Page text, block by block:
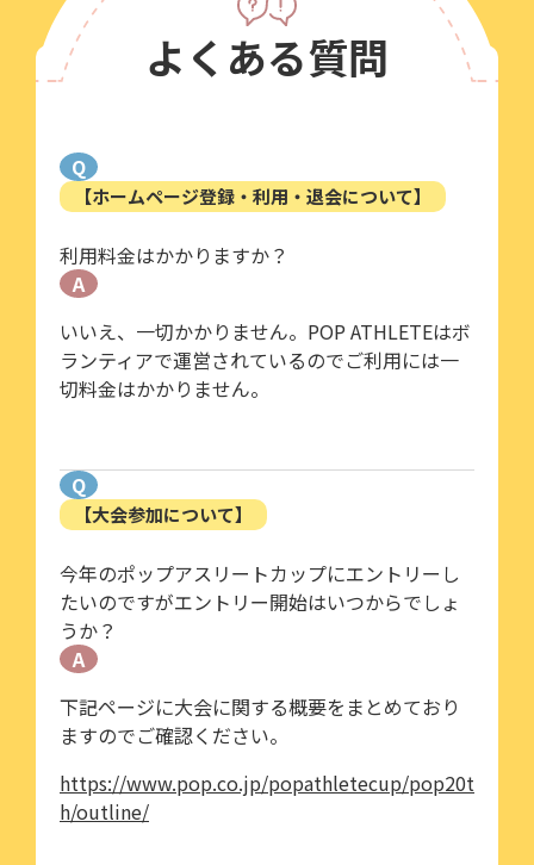
よくある質問
Q
【ホームページ登録・利用・退会について】
利用料金はかかりますか？
A
いいえ、一切かかりません。POP ATHLETEはボ
ランティアで運営されているのでご利用には一
切料金はかかりません。
Q
【大会参加について】
今年のポップアスリートカップにエントリーし
たいのですがエントリー開始はいつからでしょ
うか？
A
下記ページに大会に関する概要をまとめており
ますのでご確認ください。
https://www.pop.co.jp/popathletecup/pop20t
h/outline/